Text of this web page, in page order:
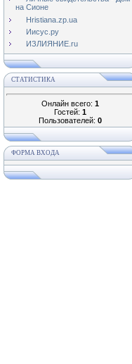
на Сионе
Hristiana.zp.ua
Иисус.ру
ИЗЛИЯНИЕ.ru
СТАТИСТИКА
Онлайн всего: 1
Гостей: 1
Пользователей: 0
ФОРМА ВХОДА